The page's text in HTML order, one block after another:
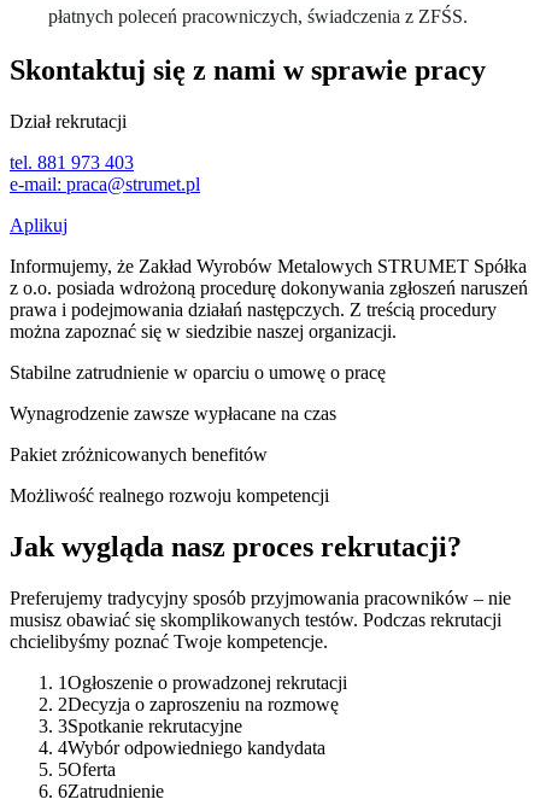
płatnych poleceń pracowniczych, świadczenia z ZFŚS.
Skontaktuj się z nami w sprawie pracy
Dział rekrutacji
tel. 881 973 403
e-mail: praca@strumet.pl
Aplikuj
Informujemy, że Zakład Wyrobów Metalowych STRUMET Spółka
z o.o. posiada wdrożoną procedurę dokonywania zgłoszeń naruszeń
prawa i podejmowania działań następczych. Z treścią procedury
można zapoznać się w siedzibie naszej organizacji.
Stabilne zatrudnienie w oparciu o umowę o pracę
Wynagrodzenie zawsze wypłacane na czas
Pakiet zróżnicowanych benefitów
Możliwość realnego rozwoju kompetencji
Jak wygląda nasz proces rekrutacji?
Preferujemy tradycyjny sposób przyjmowania pracowników – nie
musisz obawiać się skomplikowanych testów. Podczas rekrutacji
chcielibyśmy poznać Twoje kompetencje.
1Ogłoszenie o prowadzonej rekrutacji
2Decyzja o zaproszeniu na rozmowę
3Spotkanie rekrutacyjne
4Wybór odpowiedniego kandydata
5Oferta
6Zatrudnienie